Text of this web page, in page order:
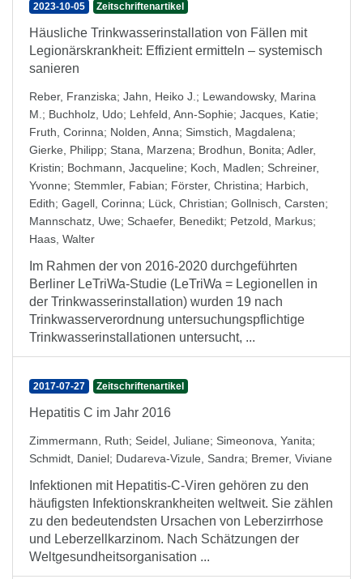
2023-10-05 Zeitschriftenartikel
Häusliche Trinkwasserinstallation von Fällen mit
Legionärskrankheit: Effizient ermitteln – systemisch
sanieren
Reber, Franziska; Jahn, Heiko J. ; Lewandowsky, Marina
M. ; Buchholz, Udo; Lehfeld, Ann-Sophie; Jacques, Katie;
Fruth, Corinna; Nolden, Anna; Simstich, Magdalena;
Gierke, Philipp; Stana, Marzena; Brodhun, Bonita; Adler,
Kristin; Bochmann, Jacqueline; Koch, Madlen; Schreiner,
Yvonne; Stemmler, Fabian; Förster, Christina; Harbich,
Edith; Gagell, Corinna; Lück, Christian; Gollnisch, Carsten;
Mannschatz, Uwe; Schaefer, Benedikt; Petzold, Markus;
Haas, Walter
Im Rahmen der von 2016-2020 durchgeführten
Berliner LeTriWa-Studie (LeTriWa = Legionellen in
der Trinkwasserinstallation) wurden 19 nach
Trinkwasserverordnung untersuchungspflichtige
Trinkwasserinstallationen untersucht, ...
2017-07-27 Zeitschriftenartikel
Hepatitis C im Jahr 2016
Zimmermann, Ruth; Seidel, Juliane; Simeonova, Yanita;
Schmidt, Daniel; Dudareva-Vizule, Sandra; Bremer, Viviane
Infektionen mit Hepatitis-C-Viren gehören zu den
häufigsten Infektionskrankheiten weltweit. Sie zählen
zu den bedeutendsten Ursachen von Leberzirrhose
und Leberzellkarzinom. Nach Schätzungen der
Weltgesundheitsorganisation ...